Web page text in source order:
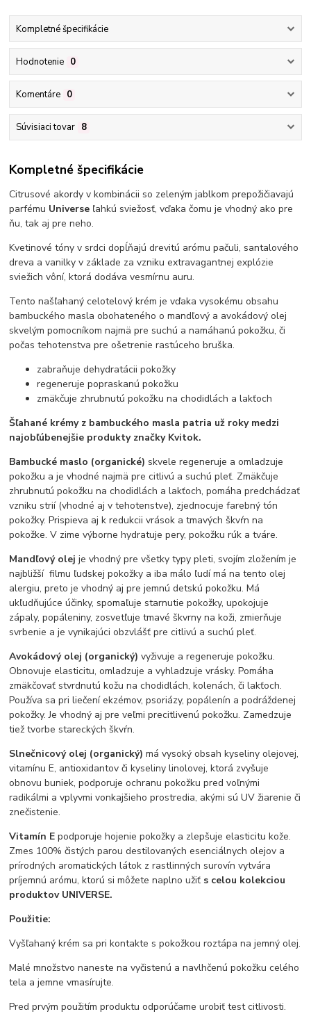
Kompletné špecifikácie
Hodnotenie 0
Komentáre 0
Súvisiaci tovar 8
Kompletné špecifikácie
Citrusové akordy v kombinácii so zeleným jablkom prepožičiavajú
parfému Universe ľahkú sviežosť, vďaka čomu je vhodný ako pre
ňu, tak aj pre neho.
Kvetinové tóny v srdci dopĺňajú drevitú arómu pačuli, santalového
dreva a vanilky v základe za vzniku extravagantnej explózie
sviežich vôní, ktorá dodáva vesmírnu auru.
Tento našľahaný celotelový krém je vďaka vysokému obsahu
bambuckého masla obohateného o mandľový a avokádový olej
skvelým pomocníkom najmä pre suchú a namáhanú pokožku, či
počas tehotenstva pre ošetrenie rastúceho bruška.
zabraňuje dehydratácii pokožky
regeneruje popraskanú pokožku
zmäkčuje zhrubnutú pokožku na chodidlách a lakťoch
Šľahané krémy z bambuckého masla patria už roky medzi
najobľúbenejšie produkty značky Kvitok.
Bambucké maslo (organické) skvele regeneruje a omladzuje
pokožku a je vhodné najmä pre citlivú a suchú pleť. Zmäkčuje
zhrubnutú pokožku na chodidlách a lakťoch, pomáha predchádzať
vzniku strií (vhodné aj v tehotenstve), zjednocuje farebný tón
pokožky. Prispieva aj k redukcii vrások a tmavých škvŕn na
pokožke. V zime výborne hydratuje pery, pokožku rúk a tváre.
Mandľový olej je vhodný pre všetky typy pleti, svojím zložením je
najbližší filmu ľudskej pokožky a iba málo ľudí má na tento olej
alergiu, preto je vhodný aj pre jemnú detskú pokožku. Má
ukľudňujúce účinky, spomaľuje starnutie pokožky, upokojuje
zápaly, popáleniny, zosvetľuje tmavé škvrny na koži, zmierňuje
svrbenie a je vynikajúci obzvlášť pre citlivú a suchú pleť.
Avokádový olej (organický)vyživuje a regeneruje pokožku.
Obnovuje elasticitu, omladzuje a vyhladzuje vrásky. Pomáha
zmäkčovať stvrdnutú kožu na chodidlách, kolenách, či lakťoch.
Používa sa pri liečení ekzémov, psoriázy, popálenín a podráždenej
pokožky. Je vhodný aj pre veľmi precitlivenú pokožku. Zamedzuje
tiež tvorbe stareckých škvŕn.
Slnečnicový olej (organický) má vysoký obsah kyseliny olejovej,
vitamínu E, antioxidantov či kyseliny linolovej, ktorá zvyšuje
obnovu buniek, podporuje ochranu pokožku pred voľnými
radikálmi a vplyvmi vonkajšieho prostredia, akými sú UV žiarenie či
znečistenie.
Vitamín E podporuje hojenie pokožky a zlepšuje elasticitu kože.
Zmes 100% čistých parou destilovaných esenciálnych olejov a
prírodných aromatických látok z rastlinných surovín vytvára
príjemnú arómu, ktorú si môžete naplno užiť s celou kolekciou
produktov UNIVERSE.
Použitie:
Vyšľahaný krém sa pri kontakte s pokožkou roztápa na jemný olej.
Malé množstvo naneste na vyčistenú a navlhčenú pokožku celého
tela a jemne vmasírujte.
Pred prvým použitím produktu odporúčame urobiť test citlivosti.